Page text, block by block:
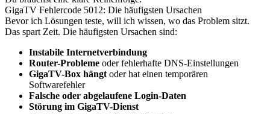
GigaTV Fehlercode 5012: Die häufigsten Ursachen
Bevor ich Lösungen teste, will ich wissen, wo das Problem sitzt.
Das spart Zeit. Die häufigsten Ursachen sind:
Instabile Internetverbindung
Router-Probleme oder fehlerhafte DNS-Einstellungen
GigaTV-Box hängt oder hat einen temporären
Softwarefehler
Falsche oder abgelaufene Login-Daten
Störung im GigaTV-Dienst